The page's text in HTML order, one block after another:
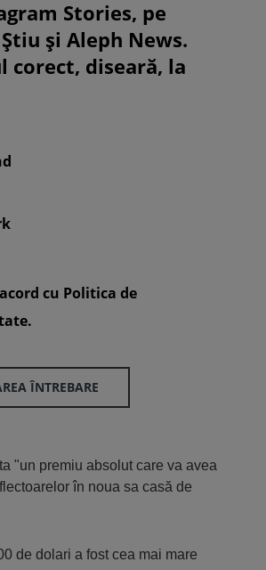
Stories, pe
și Aleph News.
corect, diseară, la
cu Politica de
ÎNTREBARE
"un premiu absolut care va avea
în noua sa casă de
de dolari a fost cea mai mare